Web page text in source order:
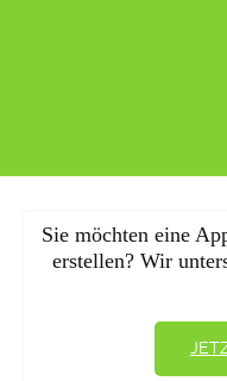
Sie möchten eine
erstellen? Wir